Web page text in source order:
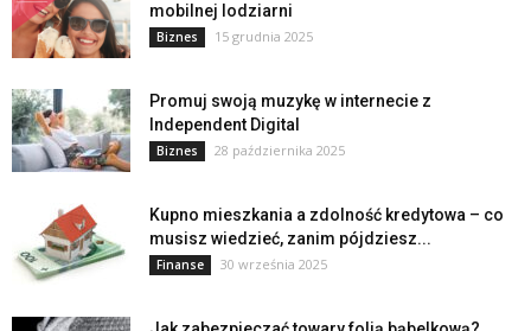
mobilnej lodziarni
Biznes 15 grudnia 2025
Promuj swoją muzykę w internecie z
Independent Digital
Biznes 28 października 2025
Kupno mieszkania a zdolność kredytowa – co
musisz wiedzieć, zanim pójdziesz...
Finanse 30 września 2025